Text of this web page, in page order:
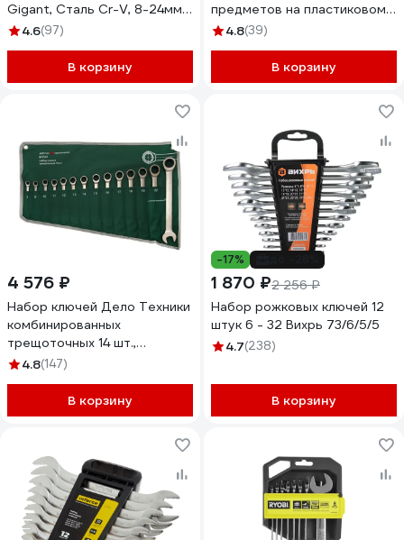
Gigant, Сталь Cr-V, 8-24мм,
grf-118
4.6(97)
В корзину
предметов на пластиковом
держателе Rockforce RF-
4.8(39)
В корзину
4 576 ₽
Набор ключей Дело Техники
комбинированных
трещоточных 14 шт.,
планшет тетрон. 515141
4.8(147)
В корзину
-17%
1 870 ₽2 256 ₽
Набор рожковых ключей 12
штук 6 - 32 Вихрь 73/6/5/5
4.7(238)
В корзину